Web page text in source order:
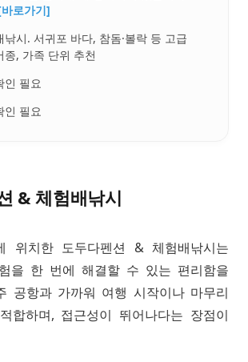
로가기]
낚시. 서귀포 바다, 참돔·볼락 등 고급
종, 가족 단위 추천
인 필요
인 필요
& 체험배낚시
위치한 도두다펜션 & 체험배낚시는
을 한 번에 해결할 수 있는 편리함을
공항과 가까워 여행 시작이나 마무리
합하며, 접근성이 뛰어나다는 장점이